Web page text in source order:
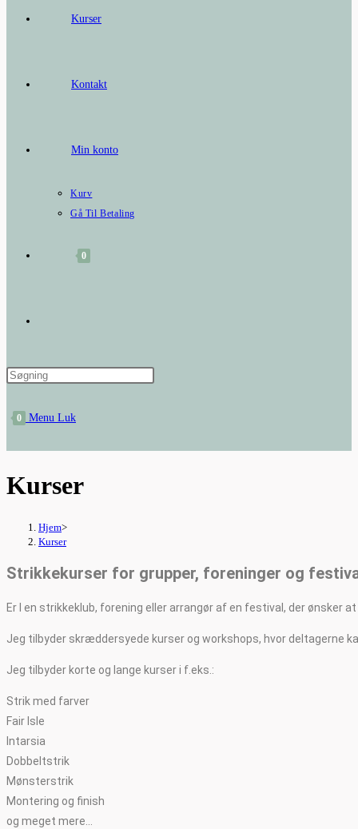
Kurser
Kontakt
Min konto
Kurv
Gå Til Betaling
0
website
search
0 Menu Luk
Kurser
Hjem>
Kurser
Strikkekurser for grupper, foreninger og
Er I en strikkeklub, forening eller arrangør af en festival, der
Jeg tilbyder skræddersyede kurser og workshops, hvor deltagerne
Jeg tilbyder korte og lange kurser i f.eks.:
Strik med farver
Fair Isle
Intarsia
Dobbeltstrik
Mønsterstrik
Montering og finish
og meget mere…